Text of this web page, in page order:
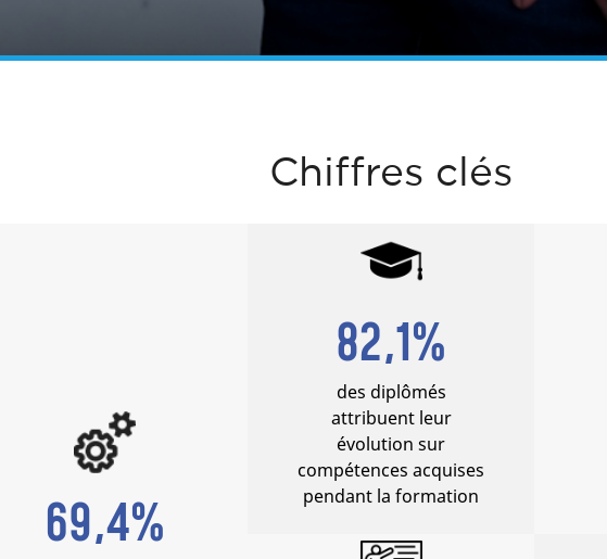
Chiffres clés
69,4%
82,1%
des diplômés
attribuent leur
évolution sur
compétences acquises
pendant la formation